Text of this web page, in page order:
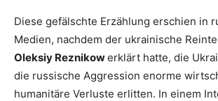
Diese gefälschte Erzählung erschien in
Medien, nachdem der ukrainische
Oleksiy Reznikowerklärt hatte, die
die russische Aggression enorme
humanitäre Verluste erlitten. In einem